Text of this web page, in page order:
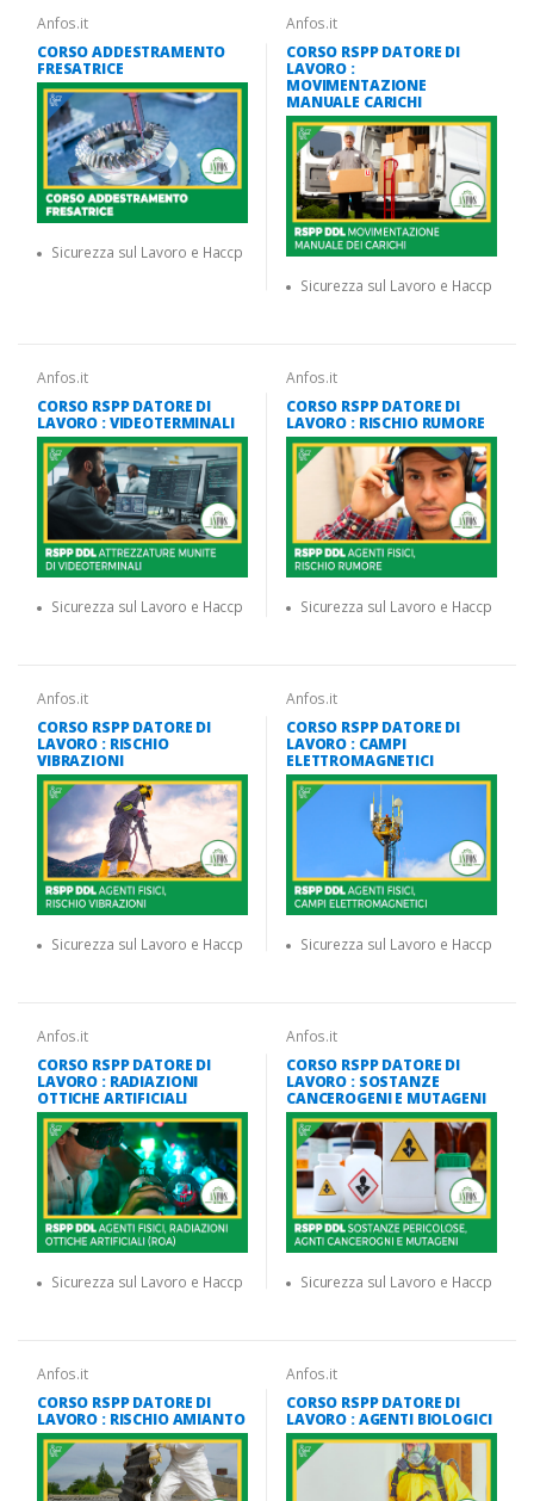
Anfos.it
CORSO ADDESTRAMENTO
FRESATRICE
Sicurezza sul Lavoro e Haccp
Anfos.it
CORSO RSPP DATORE DI
LAVORO :
MOVIMENTAZIONE
MANUALE CARICHI
Sicurezza sul Lavoro e Haccp
Anfos.it
CORSO RSPP DATORE DI
LAVORO : VIDEOTERMINALI
Sicurezza sul Lavoro e Haccp
Anfos.it
CORSO RSPP DATORE DI
LAVORO : RISCHIO RUMORE
Sicurezza sul Lavoro e Haccp
Anfos.it
CORSO RSPP DATORE DI
LAVORO : RISCHIO
VIBRAZIONI
Sicurezza sul Lavoro e Haccp
Anfos.it
CORSO RSPP DATORE DI
LAVORO : CAMPI
ELETTROMAGNETICI
Sicurezza sul Lavoro e Haccp
Anfos.it
CORSO RSPP DATORE DI
LAVORO : RADIAZIONI
OTTICHE ARTIFICIALI
Sicurezza sul Lavoro e Haccp
Anfos.it
CORSO RSPP DATORE DI
LAVORO : SOSTANZE
CANCEROGENI E MUTAGENI
Sicurezza sul Lavoro e Haccp
Anfos.it
CORSO RSPP DATORE DI
LAVORO : RISCHIO AMIANTO
Anfos.it
CORSO RSPP DATORE DI
LAVORO : AGENTI BIOLOGICI